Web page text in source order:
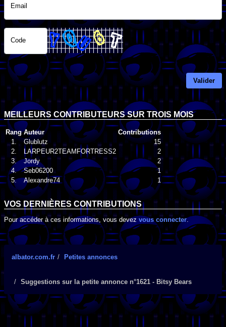
Email
Code
Valider
MEILLEURS CONTRIBUTEURS SUR TROIS MOIS
Rang Auteur
Contributions
1.
Glublutz
15
2.
LARPEUR2TEAMFORTRESS2
2
3.
Jordy
2
4.
Seb06200
1
5.
Alexandre74 1
VOS DERNIÈRES CONTRIBUTIONS
Pour accéder à ces informations, vous devez vous connecter.
albator.com.fr Petites annonces
Suggestions sur la petite annonce n°1621 - Bitsy Bears